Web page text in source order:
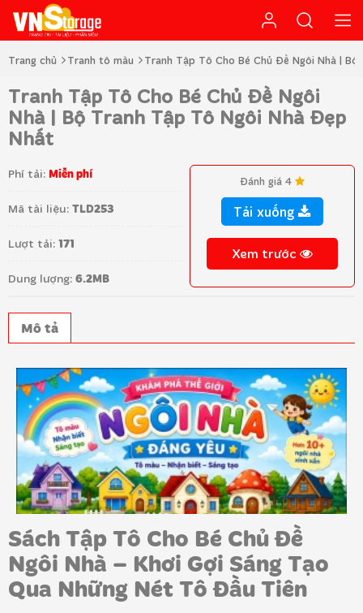
Trang chủ Tranh tô màu Tranh Tập Tô Cho Bé Chủ Đề Ngôi Nhà |
Tranh Tập Tô Cho Bé Chủ Đề Ngôi
Nhà | Bộ Tranh Tập Tô Ngôi Nhà Đẹp
Nhất
Đánh giá 4
Tải xuống
Xem trước
Phí tải: Miễn phí
Mã tài liệu: TLD253
Lượt tải: 171
Dung lượng: 6.2MB
Mô tả
Sách Tập Tô Cho Bé Chủ Đề
Ngôi Nhà – Khơi Gợi Sáng Tạo
Qua Những Nét Tô Đầu Tiên